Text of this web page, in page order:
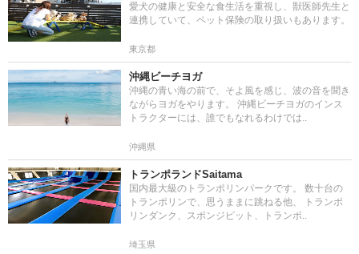
愛犬の健康と安全な食生活を重視し、獣医師先生と
連携していて、ペット保険の取り扱いもあります。
東京都
沖縄ビーチヨガ
沖縄の青い海の前で、そよ風を感じ、波の音を聞き
ながらヨガをやります。 沖縄ビーチヨガのインス
トラクターには、誰でもなれるわけでは..
沖縄県
トランポランドSaitama
国内最大級のトランポリンパークです。 数十台の
トランポリンで、思うままに跳ねる他、 トランポ
リンダンク、スポンジピット、トランポ..
埼玉県